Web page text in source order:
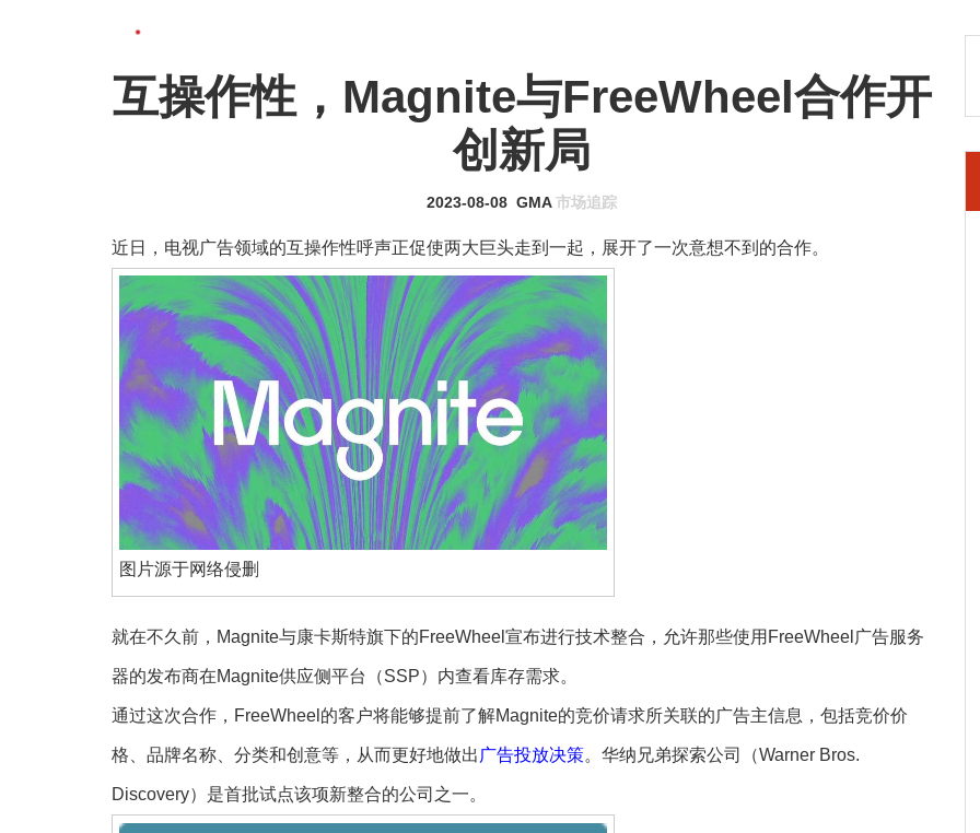
互操作性，Magnite与FreeWheel合作开
创新局
2023-08-08 GMA 市场追踪
近日，电视广告领域的互操作性呼声正促使两大巨头走到一起，展开了一次意想不到的合作。
图片源于网络侵删
就在不久前，Magnite与康卡斯特旗下的FreeWheel宣布进行技术整合，允许那些使用FreeWheel广告服务
器的发布商在Magnite供应侧平台（SSP）内查看库存需求。
通过这次合作，FreeWheel的客户将能够提前了解Magnite的竞价请求所关联的广告主信息，包括竞价价
格、品牌名称、分类和创意等，从而更好地做出 广告投放决策。华纳兄弟探索公司（Warner Bros.
Discovery）是首批试点该项新整合的公司之一。